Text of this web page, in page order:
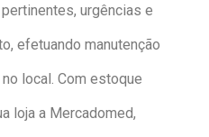
urgências e
efetuando manutenção
local. Com estoque
loja a Mercadomed,